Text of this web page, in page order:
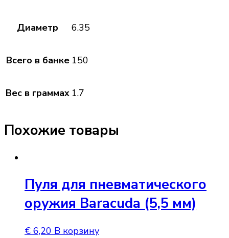
Диаметр 6.35
Всего в банке 150
Вес в граммах 1.7
Похожие товары
Пуля для пневматического
оружия Baracuda (5,5 мм)
€ 6,20 В корзину